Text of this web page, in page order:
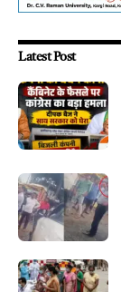
Latest Post